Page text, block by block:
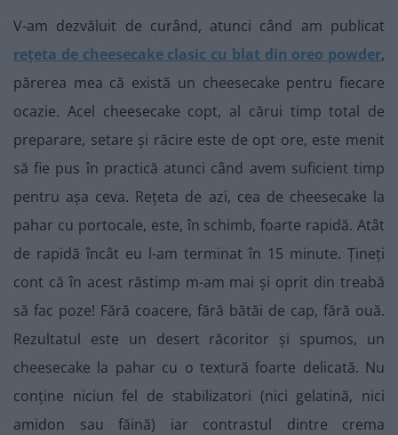
V-am dezvăluit de curând, atunci când am publicat
rețeta de cheesecake clasic cu blat din oreo powder,
părerea mea că există un cheesecake pentru fiecare
ocazie. Acel cheesecake copt, al cărui timp total de
preparare, setare și răcire este de opt ore, este menit
să fie pus în practică atunci când avem suficient timp
pentru așa ceva. Rețeta de azi, cea de cheesecake la
pahar cu portocale, este, în schimb, foarte rapidă. Atât
de rapidă încât eu l-am terminat în 15 minute. Țineți
cont că în acest răstimp m-am mai și oprit din treabă
să fac poze! Fără coacere, fără bătăi de cap, fără ouă.
Rezultatul este un desert răcoritor și spumos, un
cheesecake la pahar cu o textură foarte delicată. Nu
conține niciun fel de stabilizatori (nici gelatină, nici
amidon sau făină) iar contrastul dintre crema